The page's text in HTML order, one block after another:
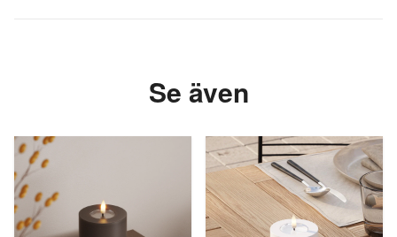
Se även